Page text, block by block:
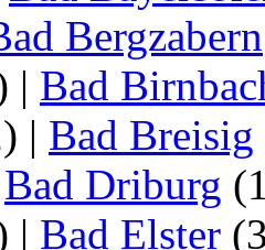
Bergzabern
| Bad
| Bad Breisig
Bad Driburg
| Bad Elster